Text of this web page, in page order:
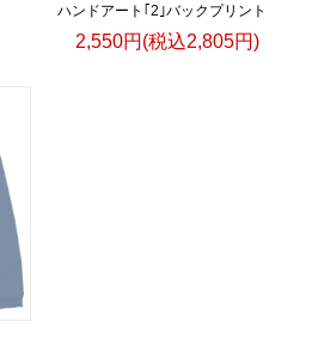
ハンドアート｢2｣バックプリント
2,550円(税込2,805円)